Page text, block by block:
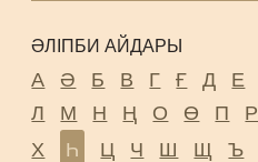
ӘЛІПБИ АЙДАРЫ
А Ә Б В Г Ғ Д Е
Л
М Н Ң О Ө П Р
Х
Һ Ц Ч Ш Щ Ъ